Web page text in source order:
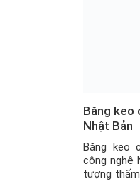
Băng keo
Nhật Bản
Băng keo
công nghệ
tượng